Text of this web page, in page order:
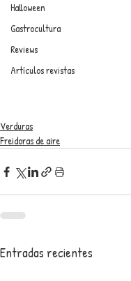
Halloween
Gastrocultura
Reviews
Artículos revistas
Verduras
Freidoras de aire
Entradas recientes